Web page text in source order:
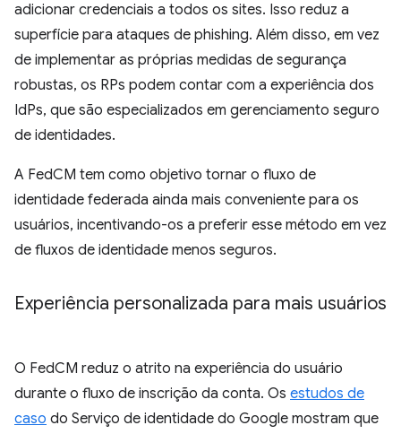
adicionar credenciais a todos os sites. Isso reduz a
superfície para ataques de phishing. Além disso, em vez
de implementar as próprias medidas de segurança
robustas, os RPs podem contar com a experiência dos
IdPs, que são especializados em gerenciamento seguro
de identidades.
A FedCM tem como objetivo tornar o fluxo de
identidade federada ainda mais conveniente para os
usuários, incentivando-os a preferir esse método em vez
de fluxos de identidade menos seguros.
Experiência personalizada para mais usuários
O FedCM reduz o atrito na experiência do usuário
durante o fluxo de inscrição da conta. Os estudos de
caso do Serviço de identidade do Google mostram que